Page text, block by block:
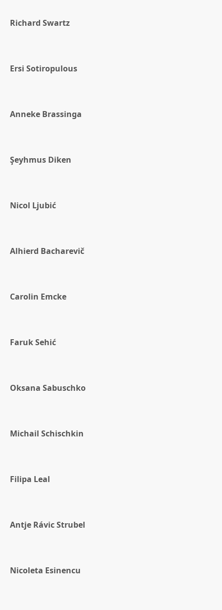
Richard Swartz
Ersi Sotiropulous
Anneke Brassinga
Şeyhmus Diken
Nicol Ljubić
Alhierd Bacharevič
Carolin Emcke
Faruk Sehić
Oksana Sabuschko
Michail Schischkin
Filipa Leal
Antje Rávic Strubel
Nicoleta Esinencu